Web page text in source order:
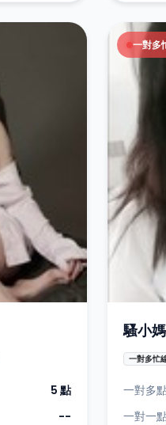
5 點
--
一對多
騷小
一對多忙
一對多
一對一